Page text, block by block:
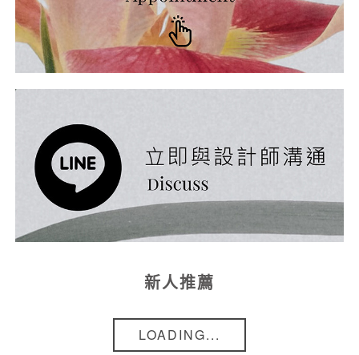
新人推薦
LOADING...